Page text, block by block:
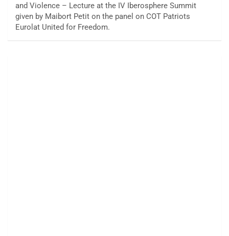
and Violence – Lecture at the IV Iberosphere Summit
given by Maibort Petit on the panel on COT Patriots
Eurolat United for Freedom.